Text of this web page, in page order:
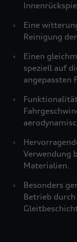
›
Eine
Reinigung
›
Einen
speziell auf
angepassten
›
›
Verwendung
Materialien.
›
Besonders
Betrieb